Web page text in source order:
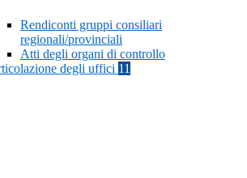
Rendiconti gruppi consiliari
regionali/provinciali
Atti degli organi di controllo
degli uffici 11